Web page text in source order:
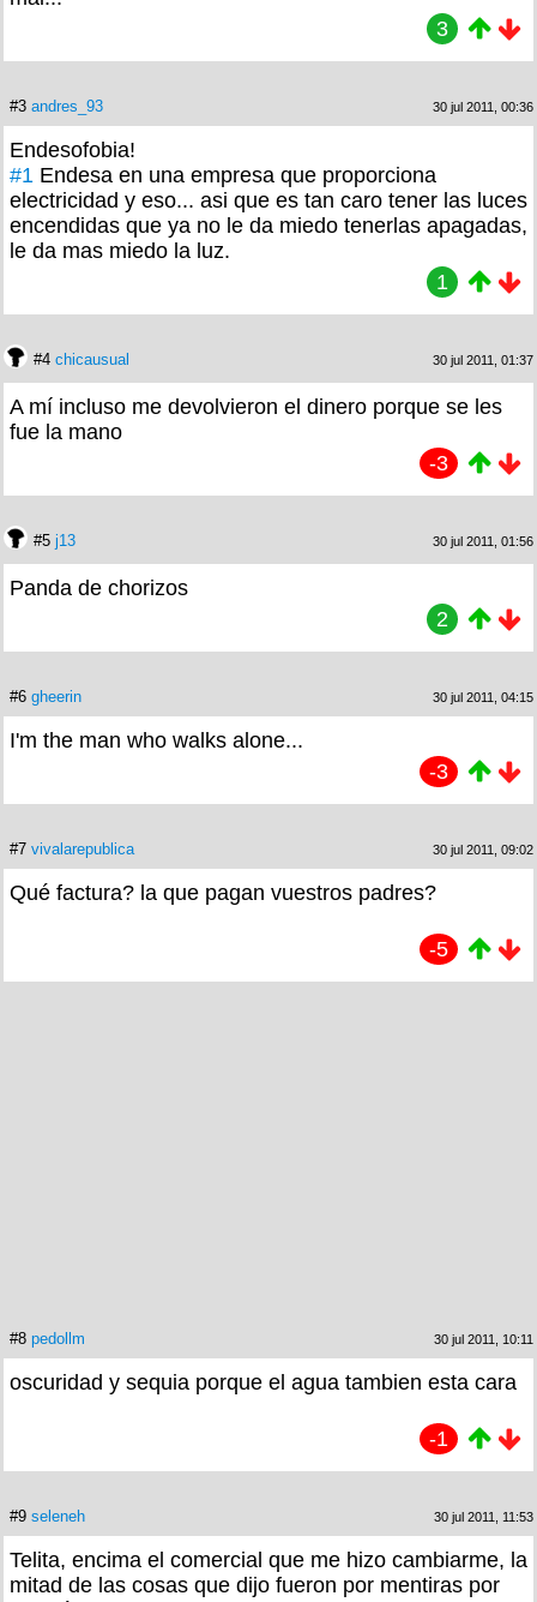
3
#3 andres_93 30 jul 2011, 00:36
Endesofobia!
#1 Endesa en una empresa que proporciona
electricidad y eso... asi que es tan caro tener las luces
encendidas que ya no le da miedo tenerlas apagadas,
le da mas miedo la luz.
1
#4 chicausual 30 jul 2011, 01:37
A mí incluso me devolvieron el dinero porque se les
fue la mano
-3
#5 j13 30 jul 2011, 01:56
Panda de chorizos
2
#6 gheerin 30 jul 2011, 04:15
I'm the man who walks alone...
-3
#7 vivalarepublica 30 jul 2011, 09:02
Qué factura? la que pagan vuestros padres?
-5
#8 pedollm 30 jul 2011, 10:11
oscuridad y sequia porque el agua tambien esta cara
-1
#9 seleneh 30 jul 2011, 11:53
Telita, encima el comercial que me hizo cambiarme, la
mitad de las cosas que dijo fueron por mentiras por